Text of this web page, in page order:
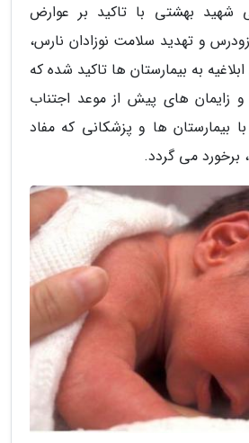
شهید بهشتی با تاکید بر عوارض
و تهدید سلامت نوزادان نارس،
به بیمارستان ها تاکید شده که
و زایمان های پیش از موعد اجتناب
بیمارستان ها و پزشکانی که مفاد
برخورد می گردد.